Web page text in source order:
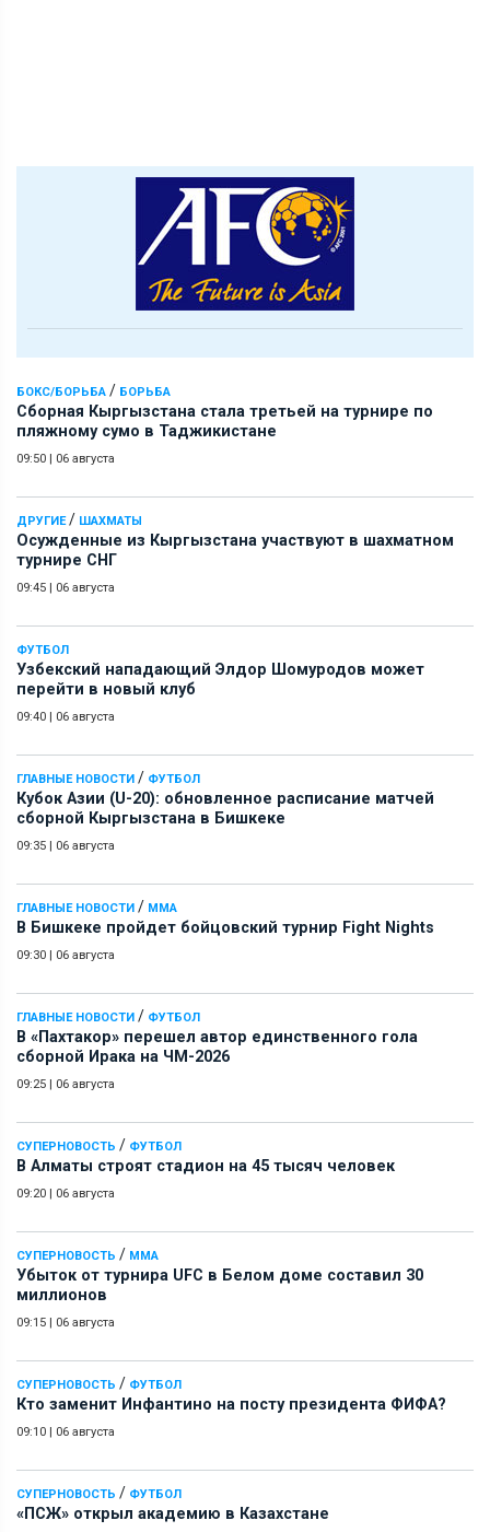
БОКС/БОРЬБА / БОРЬБА
Сборная Кыргызстана стала третьей на турнире по
пляжному сумо в Таджикистане
09:50 | 06 августа
ДРУГИЕ/ ШАХМАТЫ
Осужденные из Кыргызстана участвуют в шахматном
турнире СНГ
09:45 | 06 августа
ФУТБОЛ
Узбекский нападающий Элдор Шомуродов может
перейти в новый клуб
09:40 | 06 августа
ГЛАВНЫЕ НОВОСТИ / ФУТБОЛ
Кубок Азии (U-20): обновленное расписание матчей
сборной Кыргызстана в Бишкеке
09:35 | 06 августа
ГЛАВНЫЕ НОВОСТИ / ММА
В Бишкеке пройдет бойцовский турнир Fight Nights
09:30 | 06 августа
ГЛАВНЫЕ НОВОСТИ / ФУТБОЛ
В «Пахтакор» перешел автор единственного гола
сборной Ирака на ЧМ-2026
09:25 | 06 августа
СУПЕРНОВОСТЬ / ФУТБОЛ
В Алматы строят стадион на 45 тысяч человек
09:20 | 06 августа
СУПЕРНОВОСТЬ / ММА
Убыток от турнира UFC в Белом доме составил 30
миллионов
09:15 | 06 августа
СУПЕРНОВОСТЬ / ФУТБОЛ
Кто заменит Инфантино на посту президента ФИФА?
09:10 | 06 августа
СУПЕРНОВОСТЬ / ФУТБОЛ
«ПСЖ» открыл академию в Казахстане